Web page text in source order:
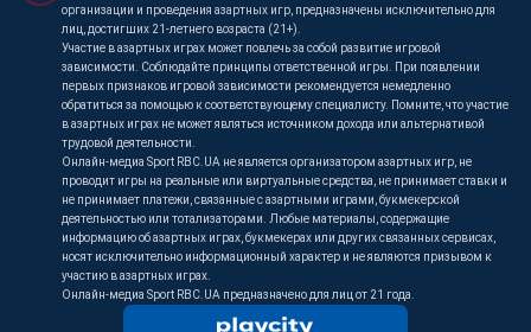
организации и проведения азартных игр, предназначены исключительно для
лиц, достигших 21-летнего возраста (21+).
Участие в азартных играх может повлечь за собой развитие игровой
зависимости. Соблюдайте принципы ответственной игры. При появлении
первых признаков игровой зависимости рекомендуется немедленно
обратиться за помощью к соответствующему специалисту. Помните, что участие
в азартных играх не может являться источником дохода или альтернативой
трудовой деятельности.
Онлайн-медиа Sport RBC.UA не является организатором азартных игр, не
проводит игры на реальные или виртуальные средства, не принимает ставки и
не принимает платежи, связанные с азартными играми, букмекерской
деятельностью или тотализаторами. Любые материалы, содержащие
информацию об азартных играх, букмекерах или других связанных сервисах,
носят исключительно информационный характер и не являются призывом к
участию в азартных играх.
Онлайн-медиа Sport RBC.UA предназначено для лиц от 21 года.